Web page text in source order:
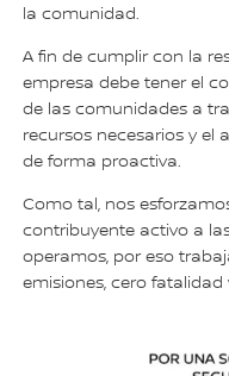
la comunidad.
A fin de cumplir con la
empresa debe tener el
de las comunidades a
recursos necesarios y el
de forma proactiva.
Como tal, nos
contribuyente activo a
operamos, por eso
emisiones, cero fatalidad